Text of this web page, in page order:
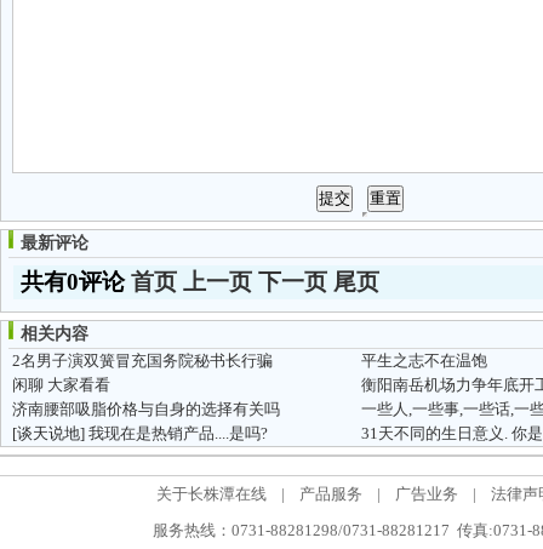
最新评论
共有0评论首页 上一页 下一页 尾页
相关内容
2名男子演双簧冒充国务院秘书长行骗
平生之志不在温饱
闲聊 大家看看
济南腰部吸脂价格与自身的选择有关吗
一些人,一些事,一些话,一
[谈天说地] 我现在是热销产品....是吗? 31天不同的生日意义. 你
关于长株潭在线 | 产品服务 | 广告业务 |
法律声
服务热线：0731-88281298/0731-88281217 传真:0731-